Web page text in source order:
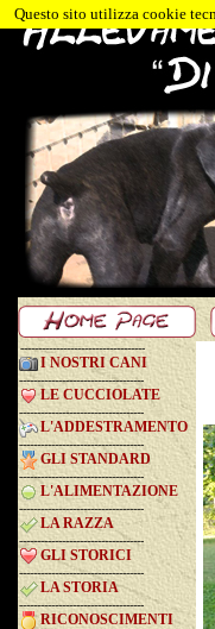
-----------------------------------
I NOSTRI CANI
-----------------------------------
LE CUCCIOLATE
-----------------------------------
L'ADDESTRAMENTO
-----------------------------------
GLI STANDARD
-----------------------------------
L'ALIMENTAZIONE
-----------------------------------
LA RAZZA
-----------------------------------
GLI STORICI
-----------------------------------
LA STORIA
-----------------------------------
RICONOSCIMENTI
Questo sito utilizza cookie